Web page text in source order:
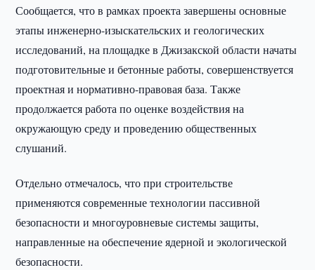
Сообщается, что в рамках проекта завершены основные
этапы инженерно-изыскательских и геологических
исследований, на площадке в Джизакской области начаты
подготовительные и бетонные работы, совершенствуется
проектная и нормативно-правовая база. Также
продолжается работа по оценке воздействия на
окружающую среду и проведению общественных
слушаний.
Отдельно отмечалось, что при строительстве
применяются современные технологии пассивной
безопасности и многоуровневые системы защиты,
направленные на обеспечение ядерной и экологической
безопасности.